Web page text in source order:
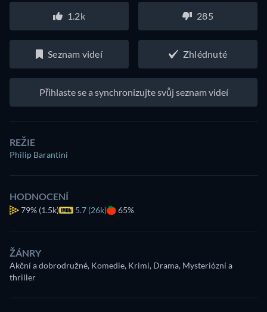
1.2k 285
Seznam videí Zhlédnuté
Přihlaste se a synchronizujte svůj seznam videí
REŽIE
Philip Barantini
HODNOCENÍ
79% (1.5k) 5.7 (26k) 65%
ŽÁNRY
Akční a dobrodružné, Komedie, Krimi, Drama, Mysteriózní a
thriller